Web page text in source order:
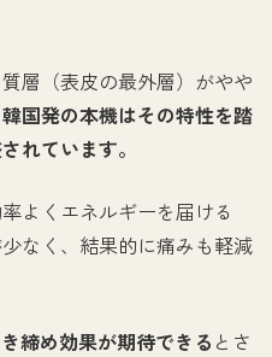
層（表皮の最外層）がやや
韓国発の本機はその特性を踏
れています。
よくエネルギーを届ける
なく、結果的に痛みも軽減
締め効果が期待できる とさ